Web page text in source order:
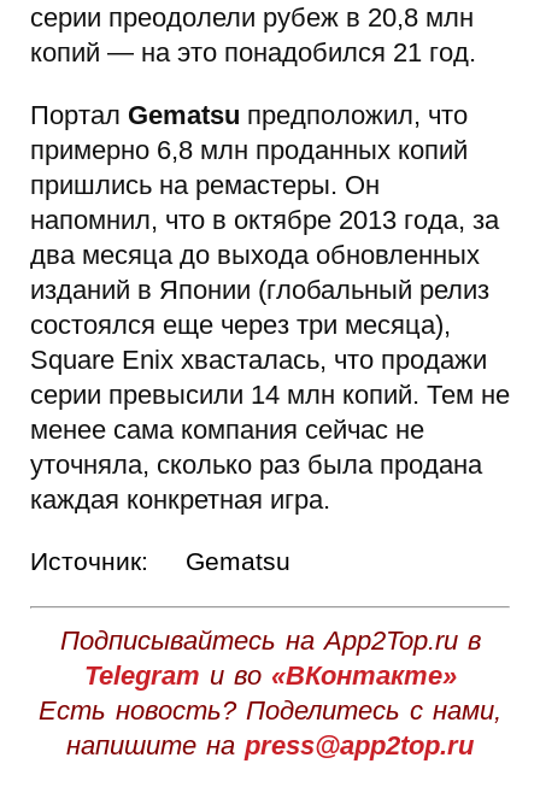
серии преодолели рубеж в 20,8 млн
копий — на это понадобился 21 год.
Портал Gematsu предположил, что
примерно 6,8 млн проданных копий
пришлись на ремастеры. Он
напомнил, что в октябре 2013 года, за
два месяца до выхода обновленных
изданий в Японии (глобальный релиз
состоялся еще через три месяца),
Square Enix хвасталась, что продажи
серии превысили 14 млн копий. Тем не
менее сама компания сейчас не
уточняла, сколько раз была продана
каждая конкретная игра.
Источник: Gematsu
Подписывайтесь на App2Top.ru в
Telegram и во «ВКонтакте»
Есть новость? Поделитесь с нами,
напишите на press@app2top.ru